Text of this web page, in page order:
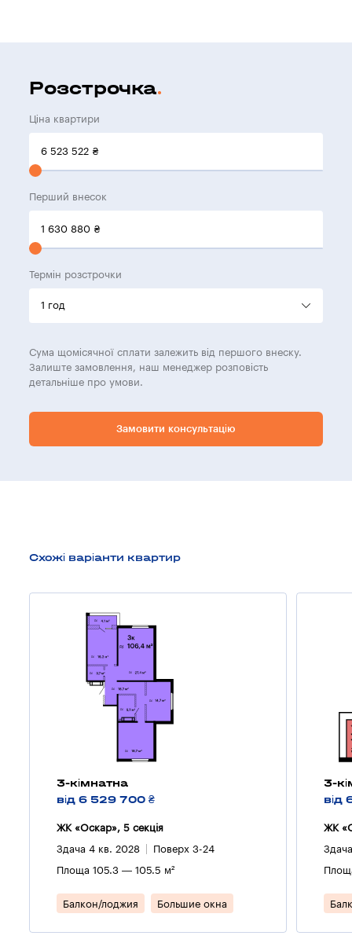
Розстрочка
Ціна квартири
6 523 522 ₴
Перший внесок
1 630 880 ₴
Термін розстрочки
Сума щомісячної сплати залежить від першого внеску.
Залиште замовлення, наш менеджер розповість
детальніше про умови.
Замовити консультацію
Схожі варіанти квартир
3-кімнатна
від 6 529 700 ₴
ЖК «Оскар», 5 секцiя
Здача 4 кв. 2028 Поверх 3-24
Площа 105.3 — 105.5 м²
Балкон/лоджия Большие окна
3-
від
ЖК